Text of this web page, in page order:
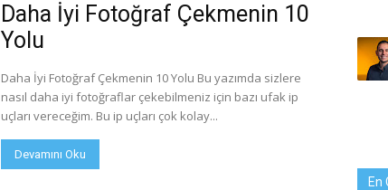
Daha İyi Fotoğraf Çekmenin 10
Yolu
Daha İyi Fotoğraf Çekmenin 10 Yolu Bu yazımda sizlere
nasıl daha iyi fotoğraflar çekebilmeniz için bazı ufak ip
uçları vereceğim. Bu ip uçları çok kolay...
Devamını Oku
En